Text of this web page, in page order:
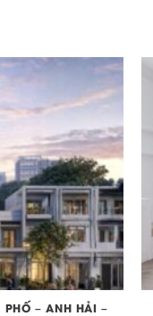
PHỐ – ANH HẢI –